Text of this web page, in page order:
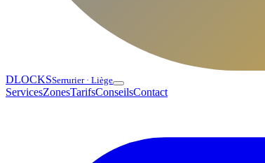
DLOCKSSerrurier · Liège
ServicesZonesTarifsConseilsContact